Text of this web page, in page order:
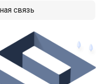
связь